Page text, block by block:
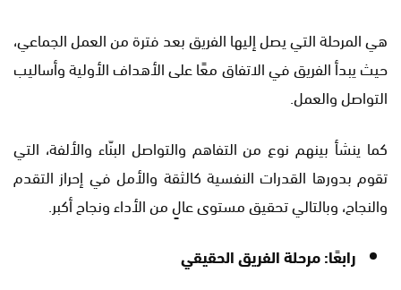
هي المرحلة التي يصل إليها الفريق بعد فترة من العمل الجماعي،
حيث يبدأ الفريق في الاتفاق معًا على الأهداف الأولية وأساليب
التواصل والعمل.
كما ينشأ بينهم نوع من التفاهم والتواصل البنّاء والألفة، التي
تقوم بدورها القدرات النفسية كالثقة والأمل في إحراز التقدم
والنجاح، وبالتالي تحقيق مستوى عالٍ من الأداء ونجاح أكبر.
رابعًا: مرحلة الفريق الحقيقي